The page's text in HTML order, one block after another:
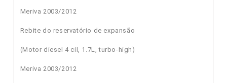
Meriva 2003/2012
Rebite do reservatório de expansão
(Motor diesel 4 cil, 1.7L, turbo-high)
Meriva 2003/2012